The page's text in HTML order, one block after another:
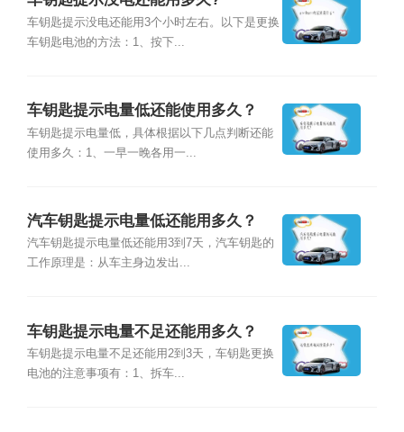
车钥匙提示没电还能用3个小时左右。以下是更换
车钥匙电池的方法：1、按下...
车钥匙提示电量低还能使用多久？
车钥匙提示电量低，具体根据以下几点判断还能
使用多久：1、一早一晚各用一...
汽车钥匙提示电量低还能用多久？
汽车钥匙提示电量低还能用3到7天，汽车钥匙的
工作原理是：从车主身边发出...
车钥匙提示电量不足还能用多久？
车钥匙提示电量不足还能用2到3天，车钥匙更换
电池的注意事项有：1、拆车...